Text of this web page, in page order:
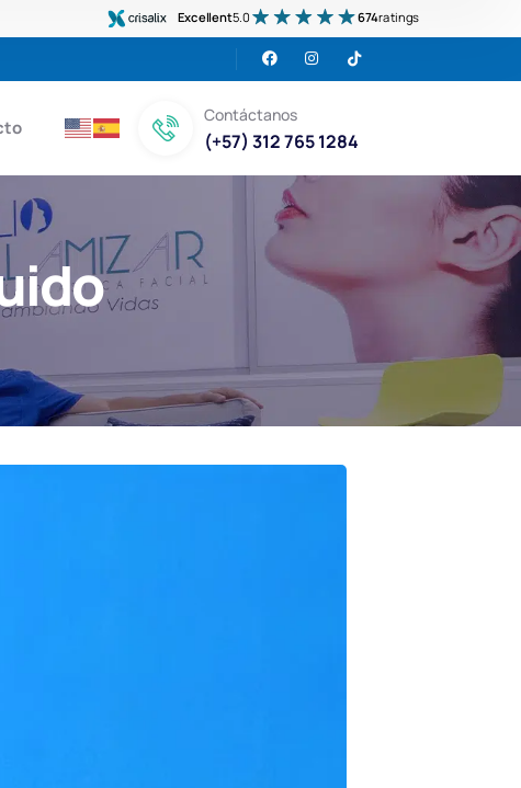
Excellent5.0 674ratings
Contáctanos
(+57) 312 765 1284